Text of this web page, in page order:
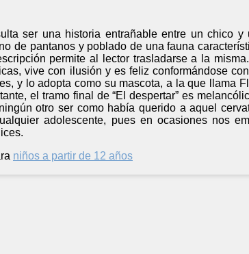
ser una historia entrañable entre un chico
de pantanos y poblado de una fauna
permite al lector trasladarse a la
vive con ilusión y es feliz conformándose
y lo adopta como su mascota, a la que llama
el tramo final de “El despertar” es
otro ser como había querido a aquel
adolescente, pues en ocasiones nos
niños a partir de 12 años